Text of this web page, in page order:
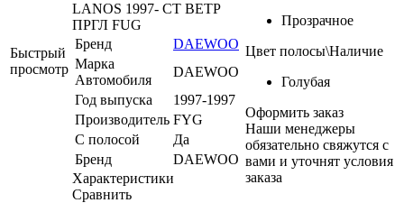
Быстрый
просмотр
LANOS 1997- СТ ВЕТР
ПРГЛ FUG
Бренд
DAEWOO
Марка
Автомобиля
DAEWOO
Год выпуска
1997-1997
Производитель FYG
С полосой
Да
Бренд
DAEWOO
Характеристики
Сравнить
Прозрачное
Цвет полосы\Наличие
Голубая
Оформить заказ
Наши менеджеры
обязательно свяжутся с
вами и уточнят условия
заказа